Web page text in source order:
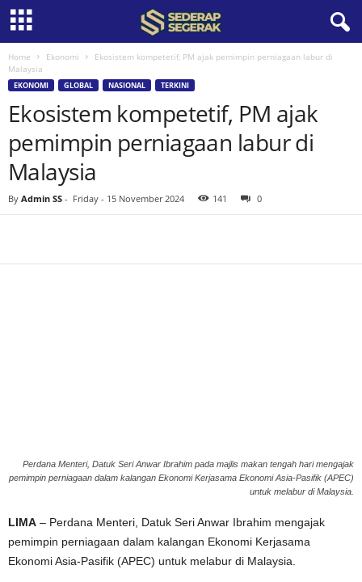
Home Ekonomi
Ekosistem kompetetif, PM ajak pemimpin perniagaan labur di
Malaysia
EKONOMI GLOBAL NASIONAL TERKINI
Ekosistem kompetetif, PM ajak
pemimpin perniagaan labur di
Malaysia
By Admin SS - Friday - 15 November 2024 141 0
Perdana Menteri, Datuk Seri Anwar Ibrahim pada majlis makan tengah hari mengajak
pemimpin perniagaan dalam kalangan Ekonomi Kerjasama Ekonomi Asia-Pasifik (APEC)
untuk melabur di Malaysia.
LIMA – Perdana Menteri, Datuk Seri Anwar Ibrahim mengajak
pemimpin perniagaan dalam kalangan Ekonomi Kerjasama
Ekonomi Asia-Pasifik (APEC) untuk melabur di Malaysia.